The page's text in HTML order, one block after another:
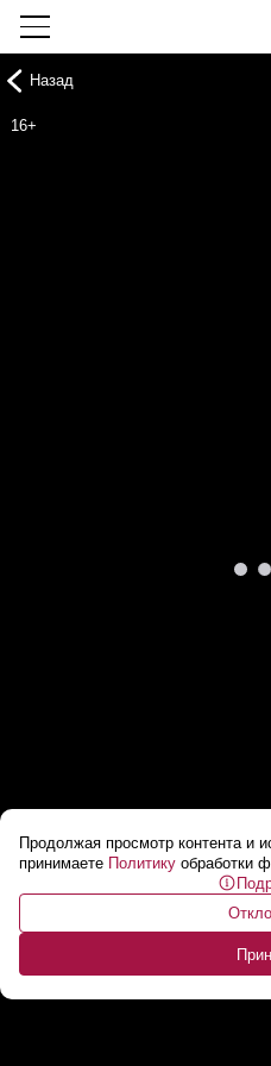
Продолжая просмотр контента и
принимаете Политику обработки
Назад
16+
Лукашенко: У нас,
пути! // Обещание